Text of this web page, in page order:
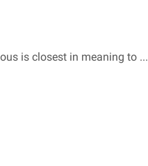
is closest in meaning to ...